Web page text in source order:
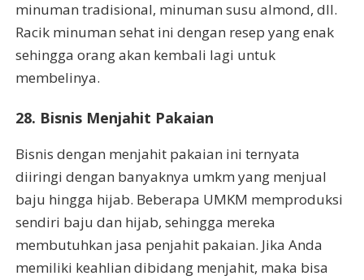
minuman tradisional, minuman susu almond, dll.
Racik minuman sehat ini dengan resep yang enak
sehingga orang akan kembali lagi untuk
membelinya.
28. Bisnis Menjahit Pakaian
Bisnis dengan menjahit pakaian ini ternyata
diiringi dengan banyaknya umkm yang menjual
baju hingga hijab. Beberapa UMKM memproduksi
sendiri baju dan hijab, sehingga mereka
membutuhkan jasa penjahit pakaian. Jika Anda
memiliki keahlian dibidang menjahit, maka bisa